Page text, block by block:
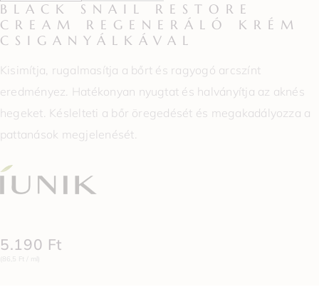
BLACK SNAIL RESTORE
CREAM REGENERÁLÓ KRÉM
CSIGANYÁLKÁVAL
Kisimítja, rugalmasítja a bőrt és ragyogó arcszínt
eredményez. Hatékonyan nyugtat és halványítja az aknés
hegeket. Késlelteti a bőr öregedését és megakadályozza a
pattanások megjelenését.
5.190 Ft
(86,5 Ft / ml)